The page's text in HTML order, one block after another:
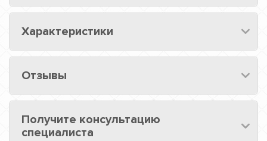
Характеристики
Отзывы
Получите консультацию
специалиста